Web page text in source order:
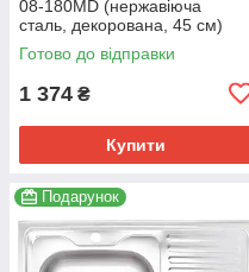
08-180MD (нержавіюча
сталь, декорована, 45 см)
(ZM0615)
Готово до відправки
1 374 ₴
Купити
Подарунок